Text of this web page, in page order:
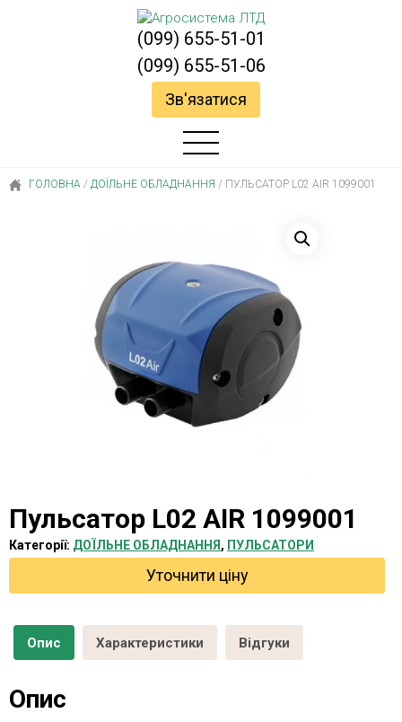
(099) 655-51-01
(099) 655-51-06
Зв'язатися
ГОЛОВНА / ДОЇЛЬНЕ ОБЛАДНАННЯ / ПУЛЬСАТОР L02 AIR 1099001
Пульсатор L02 AIR 1099001
Категорії: ДОЇЛЬНЕ ОБЛАДНАННЯ , ПУЛЬСАТОРИ
Уточнити ціну
Опис Характеристики Відгуки
Опис